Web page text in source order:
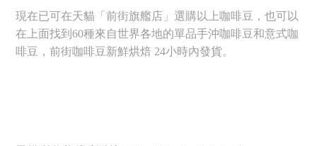
現在已可在天貓「前街旗艦店」選購以上咖啡豆，也可以
在上面找到60種來自世界各地的單品手沖咖啡豆和意式咖
啡豆，前街咖啡豆新鮮烘焙 24小時內發貨。